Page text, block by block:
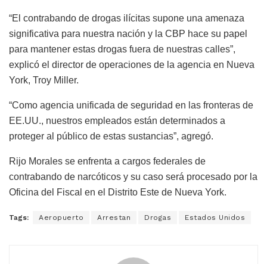
“El contrabando de drogas ilícitas supone una amenaza
significativa para nuestra nación y la CBP hace su papel
para mantener estas drogas fuera de nuestras calles”,
explicó el director de operaciones de la agencia en Nueva
York, Troy Miller.
“Como agencia unificada de seguridad en las fronteras de
EE.UU., nuestros empleados están determinados a
proteger al público de estas sustancias”, agregó.
Rijo Morales se enfrenta a cargos federales de
contrabando de narcóticos y su caso será procesado por la
Oficina del Fiscal en el Distrito Este de Nueva York.
Tags: Aeropuerto Arrestan Drogas Estados Unidos